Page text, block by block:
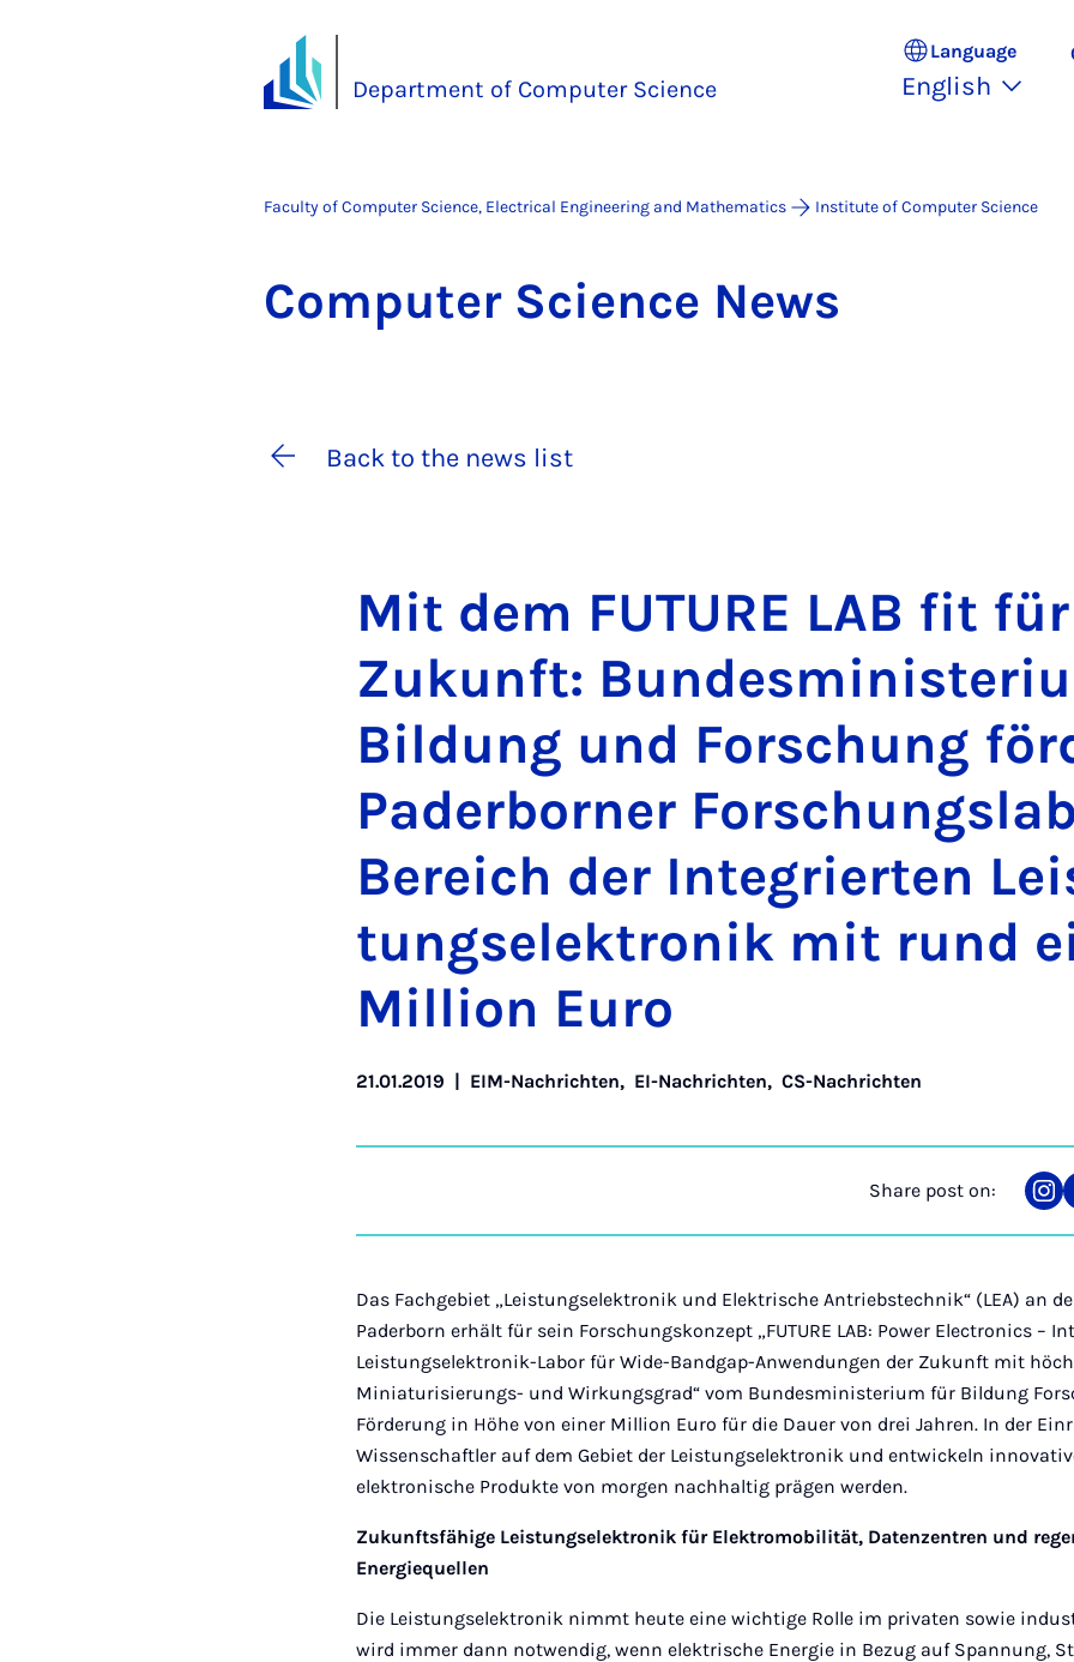
Department of Computer Science
Language
English
Faculty of Computer Science, Electrical Engineering and Mathematics Institute of Computer Science
Com­puter Sci­ence News
Back to the news list
Mit dem FU­TURE LAB fit
Zukun­ft:
Bildung und Forschung
Pader­borner
Bereich der In­teg­rier­ten
tungselektronik mit rund
Mil­lion Euro
21.01.2019 | EIM-Nachrichten, EI-Nachrichten,CS-Nachrichten
Share post on:
on
Das Fachgebiet „Leistungselektronik und Elektrische Antriebstechnik“ (LEA) an
Paderborn erhält für sein Forschungskonzept „FUTURE LAB: Power Electronics –
Leistungselektronik-Labor für Wide-Bandgap-Anwendungen der Zukunft mit
Miniaturisierungs- und Wirkungsgrad“ vom Bundesministerium für Bildung
Förderung in Höhe von einer Million Euro für die Dauer von drei Jahren. In der
Wissenschaftler auf dem Gebiet der Leistungselektronik und entwickeln
elektronische Produkte von morgen nachhaltig prägen werden.
Zukunftsfähige Leistungselektronik für Elektromobilität, Datenzentren und
Energiequellen
Die Leistungselektronik nimmt heute eine wichtige Rolle im privaten sowie
wird immer dann notwendig, wenn elektrische Energie in Bezug auf Spannung,